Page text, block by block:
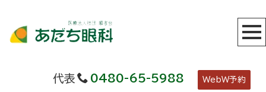
代表 0480-65-5988 WebW予約